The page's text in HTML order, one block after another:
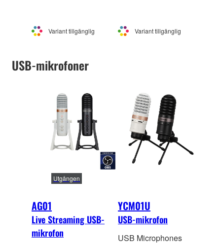
Variant tillgänglig Variant tillgänglig
USB-mikrofoner
AG01
Live Streaming USB-
mikrofon
Utgången
YCM01U
USB-mikrofon
USB Microphones